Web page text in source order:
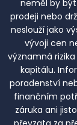
neměl by
prodeji nebo
neslouží jako
vývoji cen
významná
kapitálu.
poradenství
finančním
záruka ani